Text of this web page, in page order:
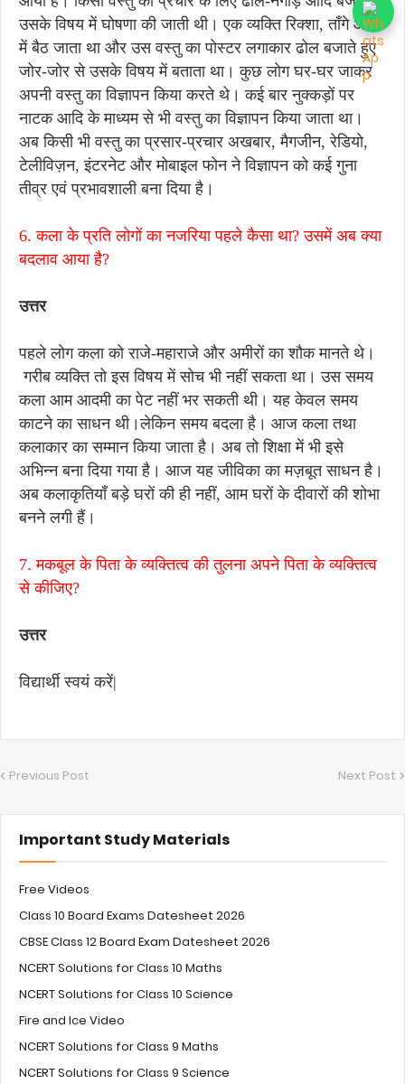
उसके विषय में घोषणा की जाती थी। एक व्यक्ति रिक्शा, ताँगे आदि
में बैठ जाता था और उस वस्तु का पोस्टर लगाकार ढोल बजाते हुए
जोर-जोर से उसके विषय में बताता था। कुछ लोग घर-घर जाकर
अपनी वस्तु का विज्ञापन किया करते थे। कई बार नुक्कड़ों पर
नाटक आदि के माध्यम से भी वस्तु का विज्ञापन किया जाता था।
अब किसी भी वस्तु का प्रसार-प्रचार अखबार, मैगजीन, रेडियो,
टेलीविज़न, इंटरनेट और मोबाइल फोन ने विज्ञापन को कई गुना
तीव्र एवं प्रभावशाली बना दिया है।
6. कला के प्रति लोगों का नजरिया पहले कैसा था? उसमें अब क्या
बदलाव आया है?
उत्तर
पहले लोग कला को राजे-महाराजे और अमीरों का शौक मानते थे।
गरीब व्यक्ति तो इस विषय में सोच भी नहीं सकता था। उस समय
कला आम आदमी का पेट नहीं भर सकती थी। यह केवल समय
काटने का साधन थी।लेकिन समय बदला है। आज कला तथा
कलाकार का सम्मान किया जाता है। अब तो शिक्षा में भी इसे
अभिन्न बना दिया गया है। आज यह जीविका का मज़बूत साधन है।
अब कलाकृतियाँ बड़े घरों की ही नहीं, आम घरों के दीवारों की शोभा
बनने लगी हैं।
7. मकबूल के पिता के व्यक्तित्व की तुलना अपने पिता के व्यक्तित्व
से कीजिए?
उत्तर
विद्यार्थी स्वयं करें|
Previous Post Next Post
Important Study Materials
Free Videos
Class 10 Board Exams Datesheet 2026
CBSE Class 12 Board Exam Datesheet 2026
NCERT Solutions for Class 10 Maths
NCERT Solutions for Class 10 Science
Fire and Ice Video
NCERT Solutions for Class 9 Maths
NCERT Solutions for Class 9 Science